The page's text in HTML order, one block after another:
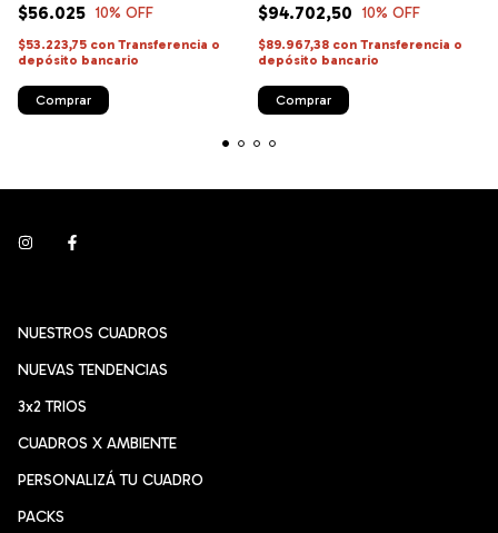
$56.025 10% OFF
$53.223,75 con Transferencia o
depósito bancario
Comprar
$94.702,50 10% OFF
$89.967,38 con Transferencia o
depósito bancario
Comprar
NUESTROS CUADROS
NUEVAS TENDENCIAS
3x2 TRIOS
CUADROS X AMBIENTE
PERSONALIZÁ TU CUADRO
PACKS